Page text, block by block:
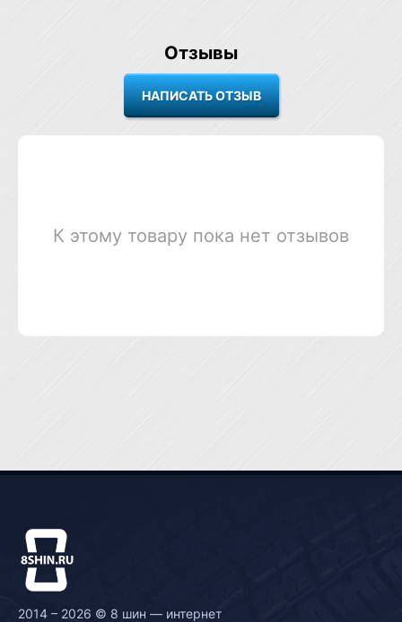
Отзывы
К этому товару пока нет отзывов
2014 – 2026 © 8 шин — интернет